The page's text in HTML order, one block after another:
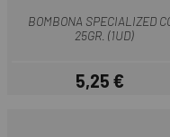
BOMBONA SPECIALIZED
25GR. (1UD)
Precio
5,25 €